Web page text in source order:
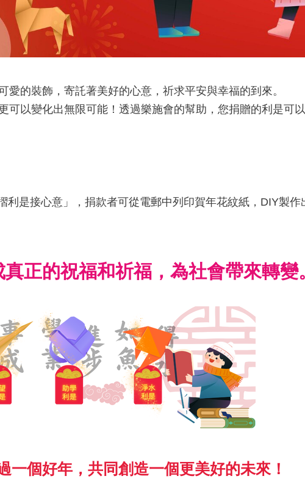
的裝飾，寄託著美好的心意，祈求平安與幸福的到來。
可以變化出無限可能！透過樂施會的幫助，您捐贈的利是可
利是接心意」，捐款者可從電郵中列印賀年花紋紙，DIY製
正的祝福和祈福，為社會帶來轉變。
個好年，共同創造一個更美好的未來！